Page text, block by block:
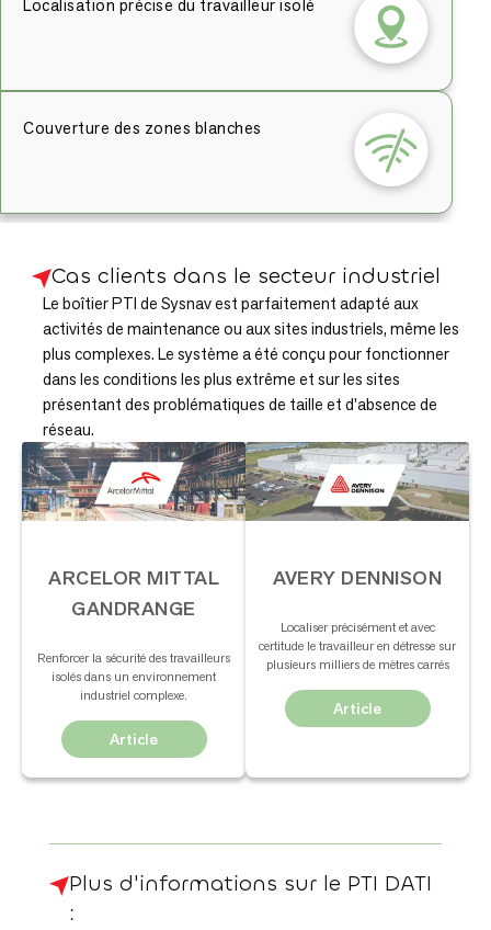
Localisation précise du travailleur isolé
Couverture des zones blanches
Cas clients dans le secteur industriel
Le boîtier PTI de Sysnav est parfaitement adapté aux
activités de maintenance ou aux sites industriels, même les
plus complexes. Le système a été conçu pour fonctionner
dans les conditions les plus extrême et sur les sites
présentant des problématiques de taille et d’absence de
réseau.
ARCELOR MITTAL
GANDRANGE
Renforcer la sécurité des travailleurs
isolés dans un environnement
industriel complexe.
Article
AVERY DENNISON
Localiser précisément et avec
certitude le travailleur en détresse sur
plusieurs milliers de mètres carrés
Article
Plus d'informations sur le PTI DATI
:​